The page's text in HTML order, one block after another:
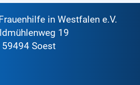
in Westfalen e.V.
19
59494 Soest